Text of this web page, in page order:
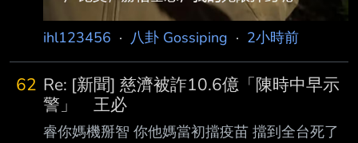
ihl123456 · 八卦 Gossiping · 2小時前
62 Re: [新聞] 慈濟被詐10.6億「陳時中早示
警」 王必
睿你媽機掰智 你他媽當初擋疫苗 擋到全台死了